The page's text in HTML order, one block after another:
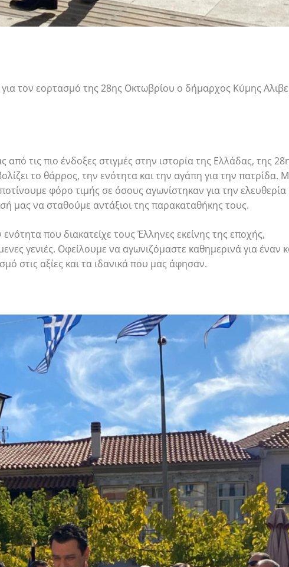
τον εορτασμό της 28ης Οκτωβρίου ο δήμαρχος Κύμης
τις πιο ένδοξες στιγμές στην ιστορία της Ελλάδας, της
το θάρρος, την ενότητα και την αγάπη για την πατρίδα.
φόρο τιμής σε όσους αγωνίστηκαν για την ελευθερία
μας να σταθούμε αντάξιοι της παρακαταθήκης τους.
που διακατείχε τους Έλληνες εκείνης της εποχής,
γενιές. Οφείλουμε να αγωνιζόμαστε καθημερινά για έναν
στις αξίες και τα ιδανικά που μας άφησαν.